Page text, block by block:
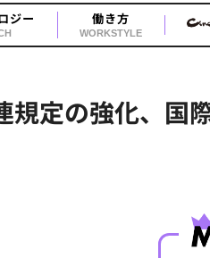
ジー 働き方
WORKSTYLE
定の強化、国